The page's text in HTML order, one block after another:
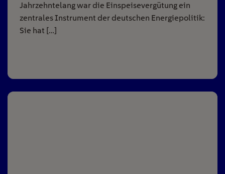
Jahrzehntelang war die Einspeisevergütung ein
zentrales Instrument der deutschen Energiepolitik:
Sie hat […]